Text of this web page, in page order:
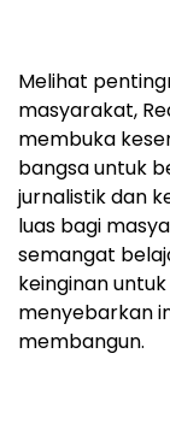
Melihat
masyarakat,
membuka
bangsa untuk
jurnalistik dan
luas bagi
semangat
keinginan
menyebarkan
membangun.